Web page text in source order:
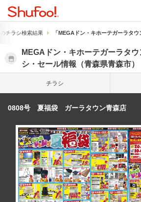
チラシ検索結果 「MEGAドン・キホーテガーラタ
MEGAドン・キホーテガーラタ
シ・セール情報（青森県青森市）
チラシ
0808号 夏福袋 ガーラタウン青森店